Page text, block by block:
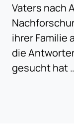
Vaters nach
ihrer Familie
die
gesucht hat